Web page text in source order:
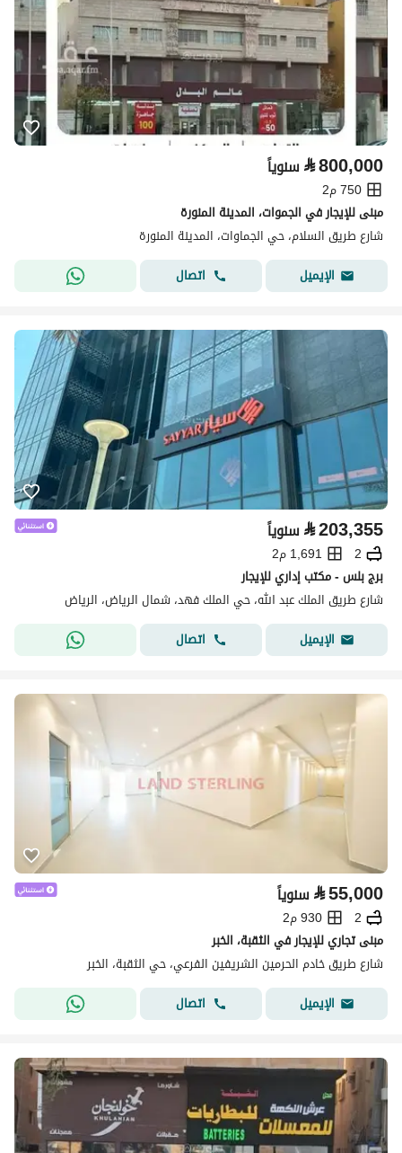
⃁800,000 سنوياً
750 م2
مبنى للإيجار في الجموات، المدينة المنورة
شارع طريق السلام، حي الجماوات، المدينة المنورة
الإيميل
اتصال
⃁203,355 سنوياً
2
1,691 م2
برج بلس - مكتب إداري للإيجار
شارع طريق الملك عبد الله، حي الملك فهد، شمال الرياض، الرياض
الإيميل
اتصال
⃁55,000 سنوياً
2
930 م2
مبنى تجاري للإيجار في الثقبة، الخبر
شارع طريق خادم الحرمين الشريفين الفرعي، حي الثقبة، الخبر
الإيميل
اتصال